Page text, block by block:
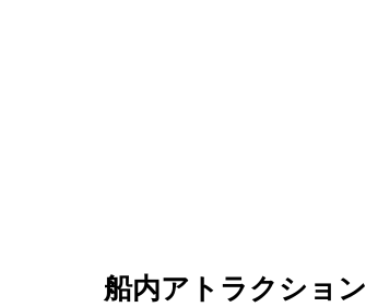
船内アトラクション